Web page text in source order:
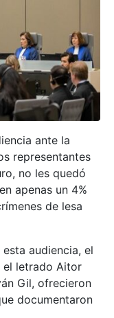
ante la
representantes
no les quedó
apenas un 4%
de lesa
audiencia, el
el letrado Aitor
Gil, ofrecieron
documentaron